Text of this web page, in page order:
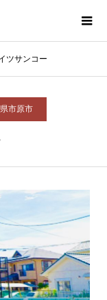
ツサンコー
市原市